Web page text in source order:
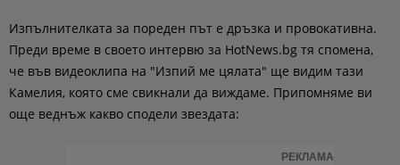
Изпълнителката за пореден път е дръзка и провокативна.
Преди време в своето интервю за HotNews.bg тя спомена,
че във видеоклипа на "Изпий ме цялата" ще видим тази
Камелия, която сме свикнали да виждаме. Припомняме ви
още веднъж какво сподели звездата:
РЕКЛАМА